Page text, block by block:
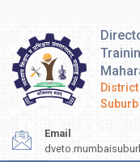
Suburb
Email